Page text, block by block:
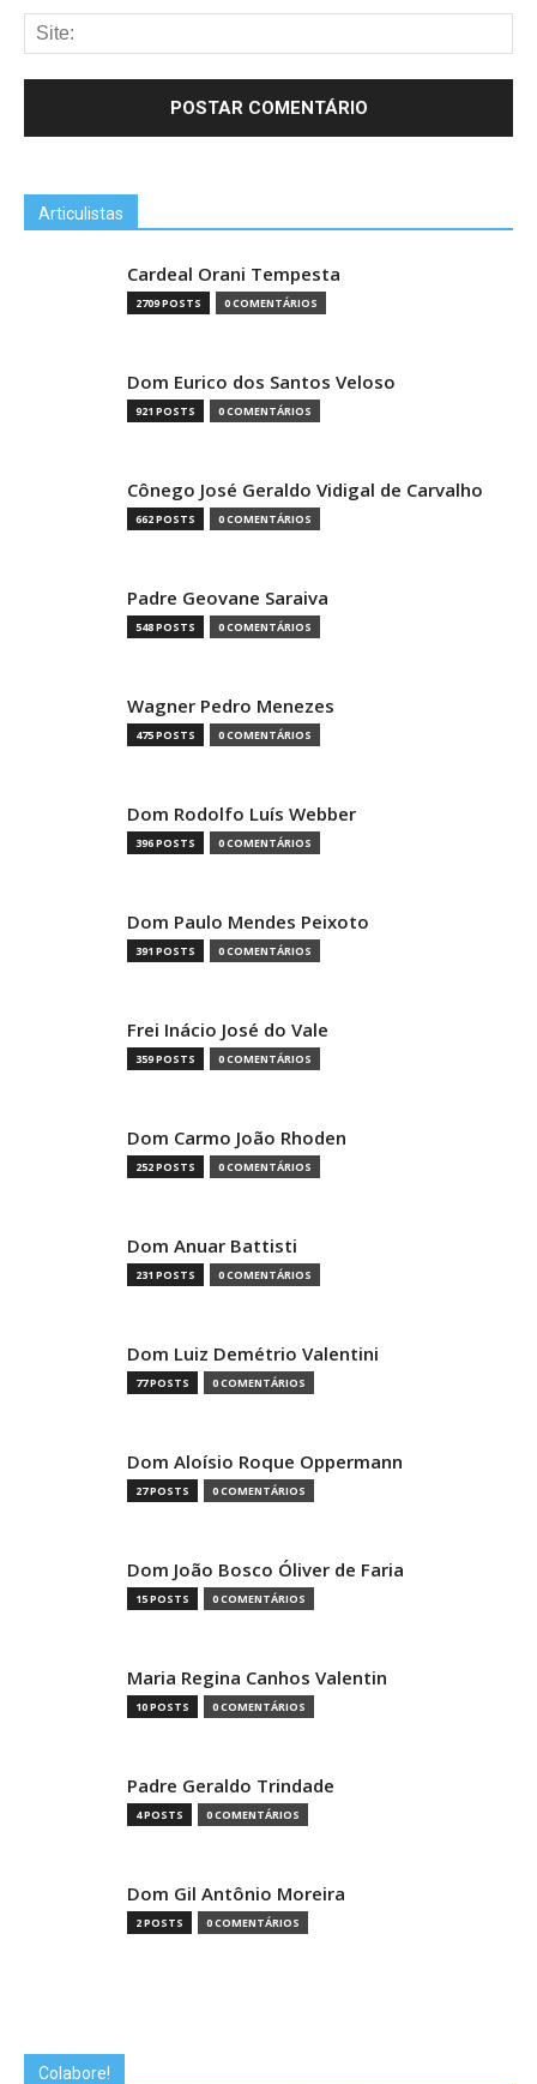
Articulistas
Cardeal Orani Tempesta
2709 POSTS 0 COMENTÁRIOS
Dom Eurico dos Santos Veloso
921 POSTS 0 COMENTÁRIOS
Cônego José Geraldo Vidigal de Carvalho
662 POSTS 0 COMENTÁRIOS
Padre Geovane Saraiva
548 POSTS 0 COMENTÁRIOS
Wagner Pedro Menezes
475 POSTS 0 COMENTÁRIOS
Dom Rodolfo Luís Webber
396 POSTS 0 COMENTÁRIOS
Dom Paulo Mendes Peixoto
391 POSTS 0 COMENTÁRIOS
Frei Inácio José do Vale
359 POSTS 0 COMENTÁRIOS
Dom Carmo João Rhoden
252 POSTS 0 COMENTÁRIOS
Dom Anuar Battisti
231 POSTS 0 COMENTÁRIOS
Dom Luiz Demétrio Valentini
77 POSTS 0 COMENTÁRIOS
Dom Aloísio Roque Oppermann
27 POSTS 0 COMENTÁRIOS
Dom João Bosco Óliver de Faria
15 POSTS 0 COMENTÁRIOS
Maria Regina Canhos Valentin
10 POSTS 0 COMENTÁRIOS
Padre Geraldo Trindade
4 POSTS 0 COMENTÁRIOS
Dom Gil Antônio Moreira
2 POSTS 0 COMENTÁRIOS
Colabore!